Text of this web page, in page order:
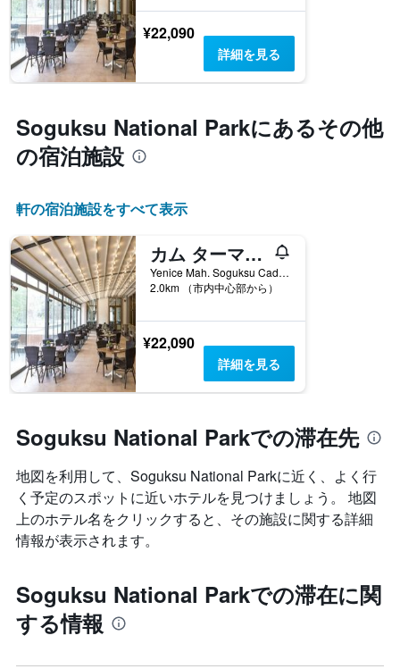
¥22,090
詳細を見る
Soguksu National Park​にあるその他
の宿泊施設
​軒の宿泊施設をすべて表示
カム ターマル リゾート スパ コンベンション センター
Yenice Mah. Soguksu Cad. No:68, クズルジハマム, トルコ
2.0km （市内中心部から）
¥22,090
詳細を見る
Soguksu National Parkでの滞在先
地図を利用して、Soguksu National Parkに近く、よく行
く予定のスポットに近いホテルを見つけましょう。 地図
上のホテル名をクリックすると、その施設に関する詳細
情報が表示されます。
Soguksu National Parkでの滞在に関
する情報